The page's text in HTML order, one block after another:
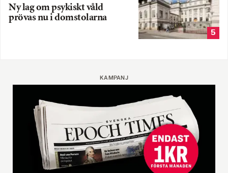
Ny lag om psykiskt våld
prövas nu i domstolarna
5
KAMPANJ